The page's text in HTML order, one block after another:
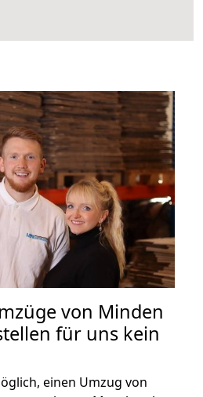
von Minden
für uns kein
einen Umzug von